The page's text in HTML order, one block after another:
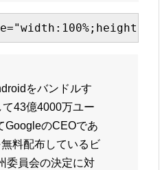
をバンドルす
43億4000万ユー
GoogleのCEOであ
料配布しているビ
委員会の決定に対